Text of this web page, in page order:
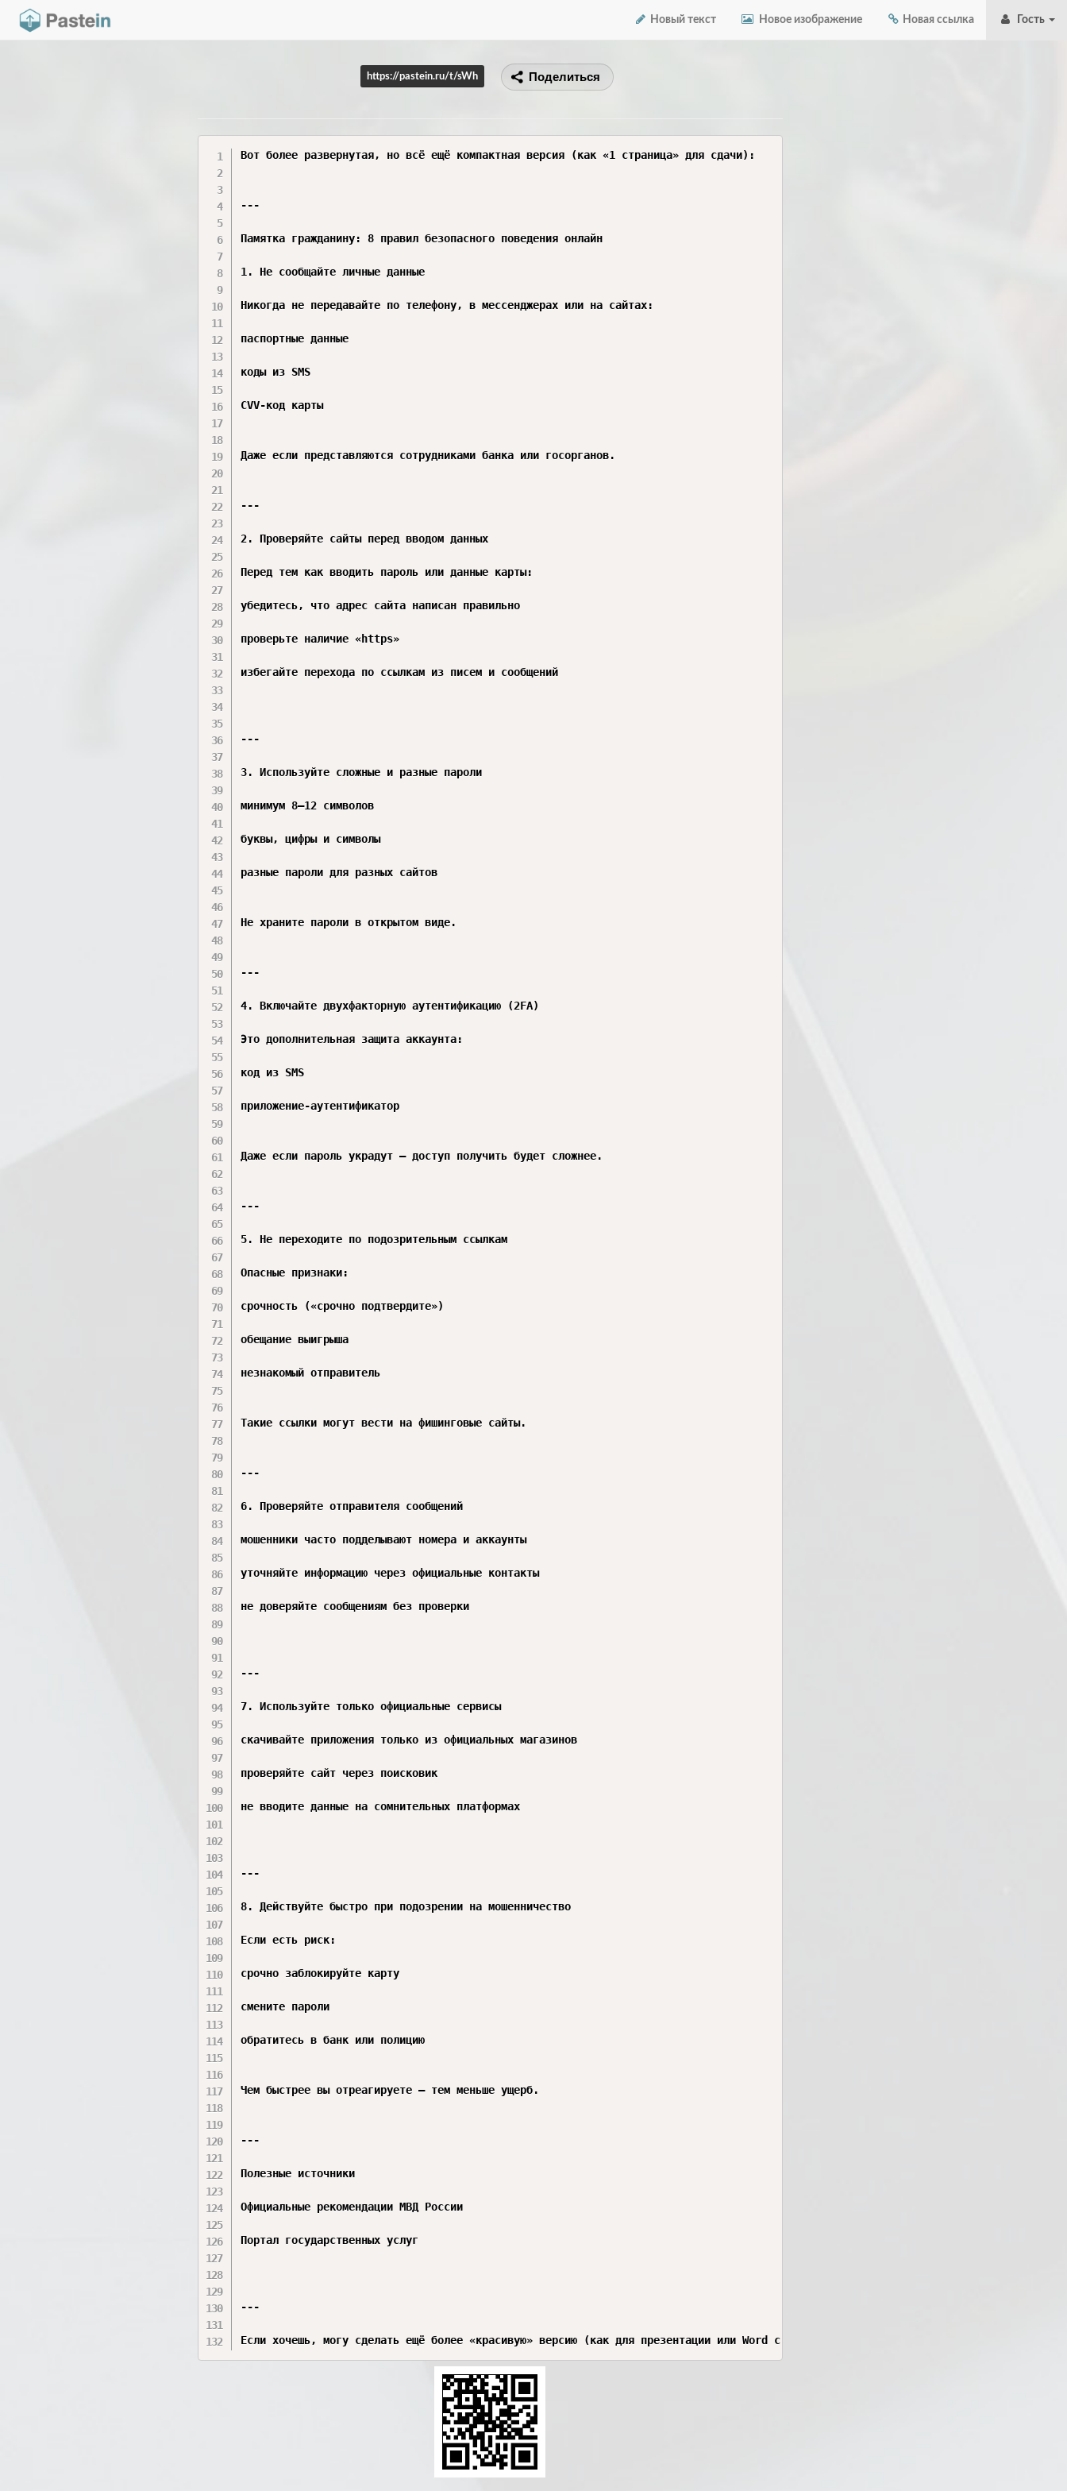
Новый текст Новое изображение Новая ссылка Гость
https://pastein.ru/t/sWh Поделиться
Вот более развернутая, но всё ещё компактная версия (как «1 страница» для сдачи):
---
Памятка гражданину: 8 правил безопасного поведения онлайн
1. Не сообщайте личные данные
Никогда не передавайте по телефону, в мессенджерах или на сайтах:
паспортные данные
коды из SMS
CVV-код карты
Даже если представляются сотрудниками банка или госорганов.
---
2. Проверяйте сайты перед вводом данных
Перед тем как вводить пароль или данные карты:
убедитесь, что адрес сайта написан правильно
проверьте наличие «https»
избегайте перехода по ссылкам из писем и сообщений
---
3. Используйте сложные и разные пароли
минимум 8–12 символов
буквы, цифры и символы
разные пароли для разных сайтов
Не храните пароли в открытом виде.
---
4. Включайте двухфакторную аутентификацию (2FA)
Это дополнительная защита аккаунта:
код из SMS
приложение-аутентификатор
Даже если пароль украдут — доступ получить будет сложнее.
---
5. Не переходите по подозрительным ссылкам
Опасные признаки:
срочность («срочно подтвердите»)
обещание выигрыша
незнакомый отправитель
Такие ссылки могут вести на фишинговые сайты.
---
6. Проверяйте отправителя сообщений
мошенники часто подделывают номера и аккаунты
уточняйте информацию через официальные контакты
не доверяйте сообщениям без проверки
---
7. Используйте только официальные сервисы
скачивайте приложения только из официальных магазинов
проверяйте сайт через поисковик
не вводите данные на сомнительных платформах
---
8. Действуйте быстро при подозрении на мошенничество
Если есть риск:
срочно заблокируйте карту
смените пароли
обратитесь в банк или полицию
Чем быстрее вы отреагируете — тем меньше ущерб.
---
Полезные источники
Официальные рекомендации МВД России
Портал государственных услуг
---
Если хочешь, могу сделать ещё более «красивую» версию (как для презентации или Word с оформлением) — с заголовками, иконками и